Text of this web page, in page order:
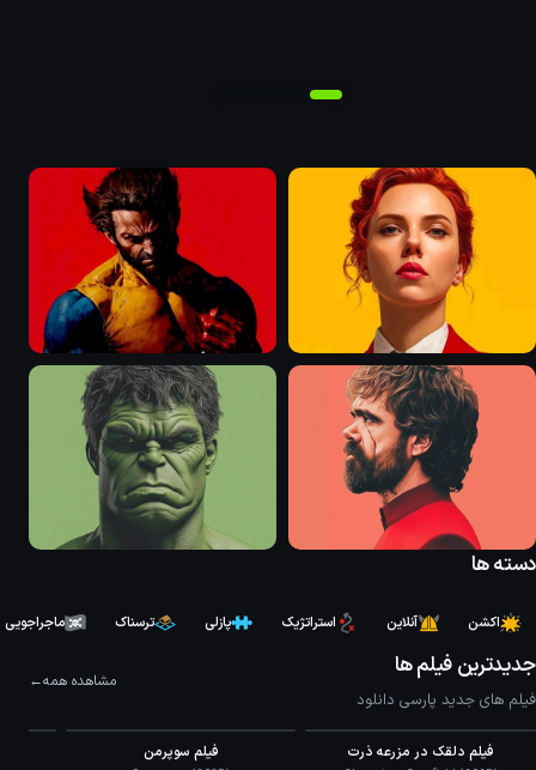
دسته ها
اکشن آنلاین استراتژیک پازلی ترسناک ماجراجویی
جدیدترین فیلم ها
فیلم های جدید پارسی دانلود
مشاهده همه
IMDb5.7
فیلم دلقک در مزرعه ذرت فیلم سوپرمن